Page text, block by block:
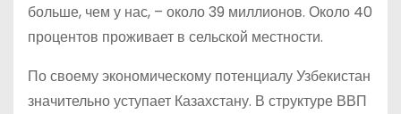
больше, чем у нас, – около 39 миллионов. Около 40
процентов проживает в сельской местности.
По своему экономическому потенциалу Узбекистан
значительно уступает Казахстану. В структуре ВВП